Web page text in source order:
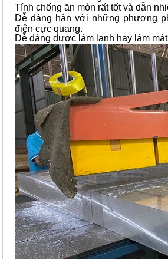
Tính chống ăn mòn rất tốt và dẫn
Dễ dàng hàn với những phương
điện cực quang.
Dễ dàng được làm lạnh hay làm